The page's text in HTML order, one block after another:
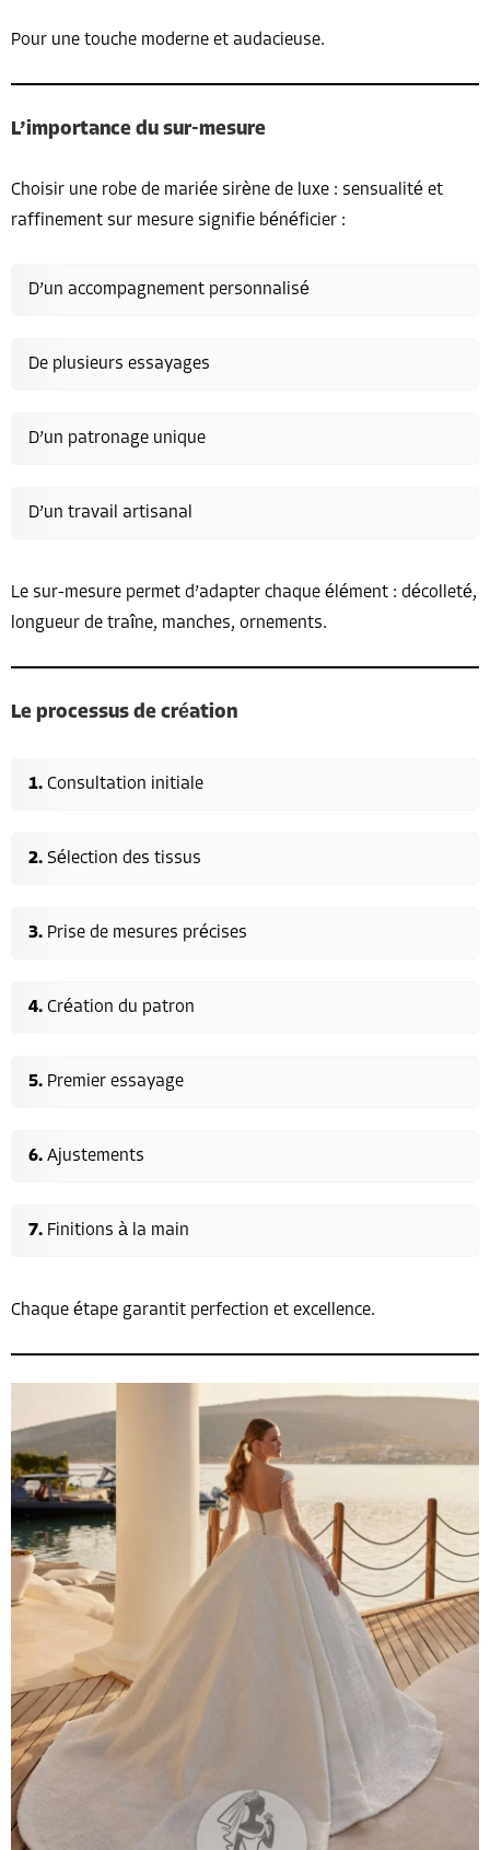
Pour une touche moderne et audacieuse.
L’importance du sur-mesure
Choisir une robe de mariée sirène de luxe : sensualité et
raffinement sur mesure signifie bénéficier :
D’un accompagnement personnalisé
De plusieurs essayages
D’un patronage unique
D’un travail artisanal
Le sur-mesure permet d’adapter chaque élément : décolleté,
longueur de traîne, manches, ornements.
Le processus de création
Consultation initiale
Sélection des tissus
Prise de mesures précises
Création du patron
Premier essayage
Ajustements
Finitions à la main
Chaque étape garantit perfection et excellence.